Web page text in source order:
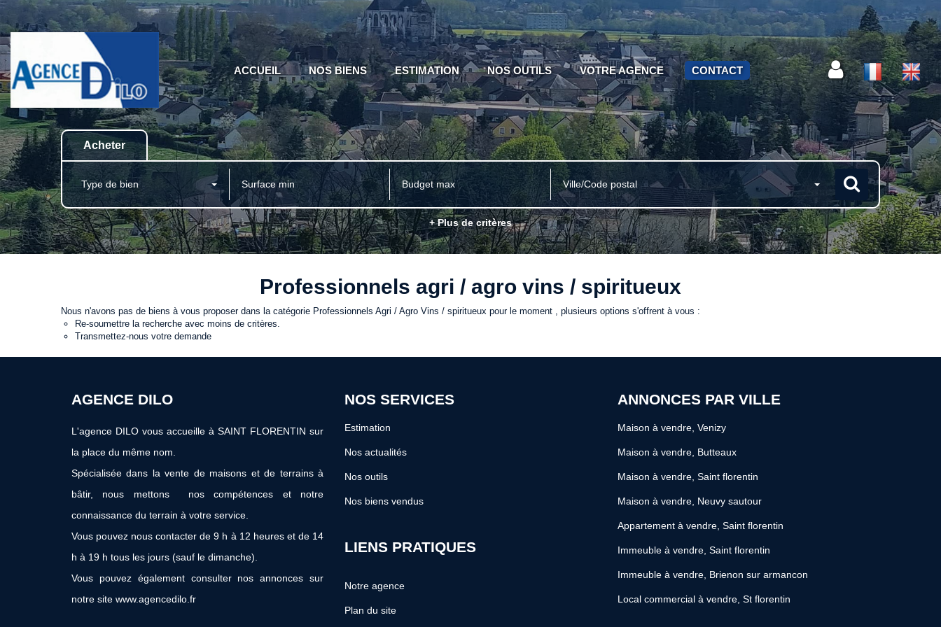
ACCUEIL NOS BIENS ESTIMATION NOS OUTILS VOTRE AGENCE CONTACT
Acheter
Type de bien Ville/Code postal
+ Plus de critères
Professionnels agri / agro vins / spiritueux
Nous n'avons pas de biens à vous proposer dans la catégorie Professionnels Agri / Agro Vins / spiritueux pour le moment , plusieurs options s'offrent à vous :
Re-soumettre la recherche avec moins de critères.
Transmettez-nous votre demande
AGENCE DILO
L'agence DILO vous accueille à SAINT FLORENTIN sur
la place du même nom.
Spécialisée dans la vente de maisons et de terrains à
bâtir, nous mettons nos compétences et notre
connaissance du terrain à votre service.
Vous pouvez nous contacter de 9 h à 12 heures et de 14
h à 19 h tous les jours (sauf le dimanche).
Vous pouvez également consulter nos annonces sur
notre site www.agencedilo.fr
NOS SERVICES
Estimation
Nos actualités
Nos outils
Nos biens vendus
LIENS PRATIQUES
Notre agence
Plan du site
ANNONCES PAR VILLE
Maison à vendre, Venizy
Maison à vendre, Butteaux
Maison à vendre, Saint florentin
Maison à vendre, Neuvy sautour
Appartement à vendre, Saint florentin
Immeuble à vendre, Saint florentin
Immeuble à vendre, Brienon sur armancon
Local commercial à vendre, St florentin